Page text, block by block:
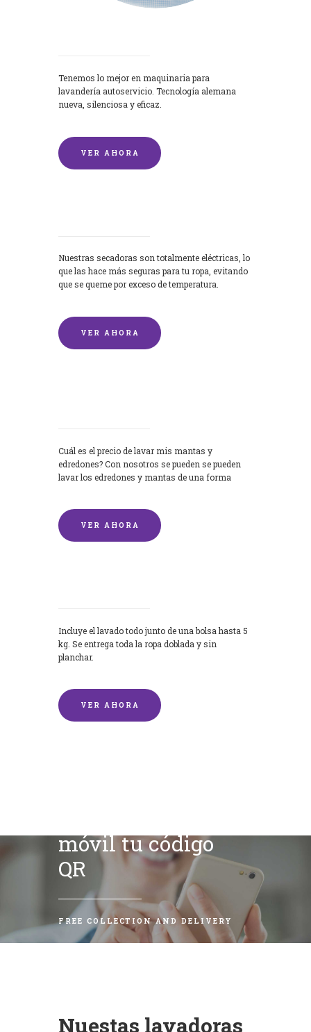
Tenemos lo mejor en maquinaria para
lavandería autoservicio. Tecnología alemana
nueva, silenciosa y eficaz.
VER AHORA
Nuestras secadoras son totalmente eléctricas, lo
que las hace más seguras para tu ropa, evitando
que se queme por exceso de temperatura.
VER AHORA
Cuál es el precio de lavar mis mantas y
edredones? Con nosotros se pueden se pueden
lavar los edredones y mantas de una forma
VER AHORA
Incluye el lavado todo junto de una bolsa hasta 5
kg. Se entrega toda la ropa doblada y sin
planchar.
VER AHORA
móvil tu código
QR
FREE COLLECTION AND DELIVERY
Nuestas lavadoras